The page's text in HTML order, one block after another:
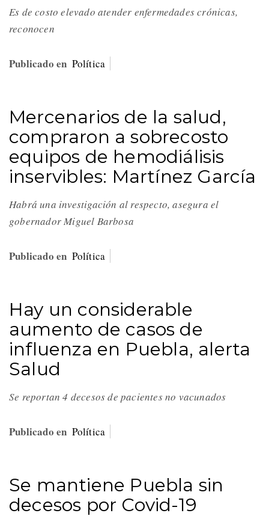
Es de costo elevado atender enfermedades crónicas,
reconocen
Publicado en Política
Mercenarios de la salud,
compraron a sobrecosto
equipos de hemodiálisis
inservibles: Martínez García
Habrá una investigación al respecto, asegura el
gobernador Miguel Barbosa
Publicado en Política
Hay un considerable
aumento de casos de
influenza en Puebla, alerta
Salud
Se reportan 4 decesos de pacientes no vacunados
Publicado en Política
Se mantiene Puebla sin
decesos por Covid-19